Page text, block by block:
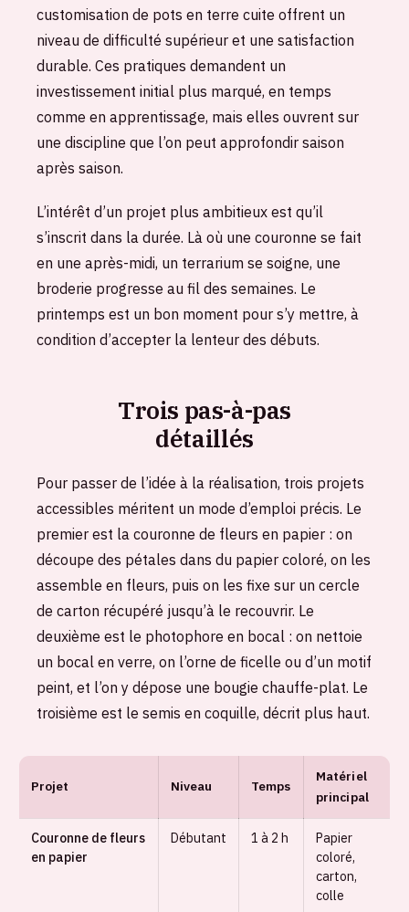
customisation de pots en terre cuite offrent un
niveau de difficulté supérieur et une satisfaction
durable. Ces pratiques demandent un
investissement initial plus marqué, en temps
comme en apprentissage, mais elles ouvrent sur
une discipline que l’on peut approfondir saison
après saison.
L’intérêt d’un projet plus ambitieux est qu’il
s’inscrit dans la durée. Là où une couronne se fait
en une après-midi, un terrarium se soigne, une
broderie progresse au fil des semaines. Le
printemps est un bon moment pour s’y mettre, à
condition d’accepter la lenteur des débuts.
Trois pas-à-pas
détaillés
Pour passer de l’idée à la réalisation, trois projets
accessibles méritent un mode d’emploi précis. Le
premier est la couronne de fleurs en papier : on
découpe des pétales dans du papier coloré, on les
assemble en fleurs, puis on les fixe sur un cercle
de carton récupéré jusqu’à le recouvrir. Le
deuxième est le photophore en bocal : on nettoie
un bocal en verre, on l’orne de ficelle ou d’un motif
peint, et l’on y dépose une bougie chauffe-plat. Le
troisième est le semis en coquille, décrit plus haut.
Projet Niveau Temps
Matériel
principal
Couronne de fleurs
en papier
Débutant 1 à 2 h
Papier
coloré,
carton,
colle